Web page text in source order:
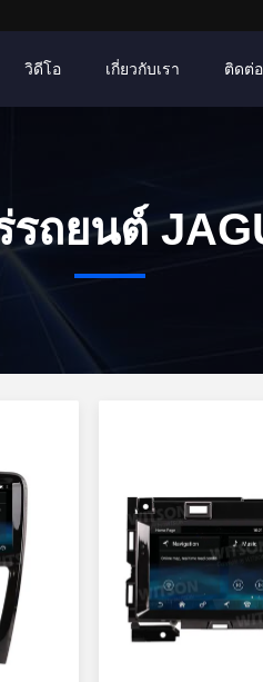
วิดีโอ เกี่ยวกับเรา ติดต่อ
รถยนต์